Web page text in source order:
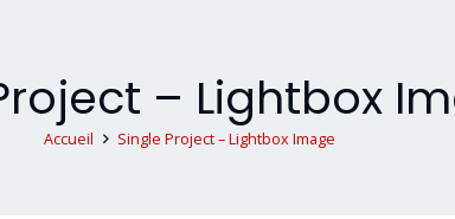
– Lightbox
Accueil Single Project – Lightbox Image